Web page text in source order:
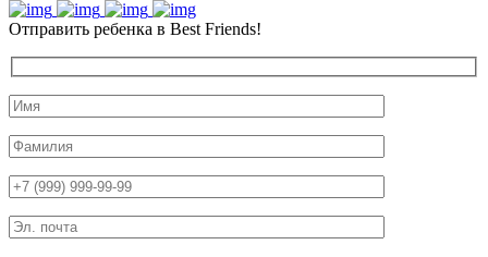
Отправить ребенка в Best Friends!